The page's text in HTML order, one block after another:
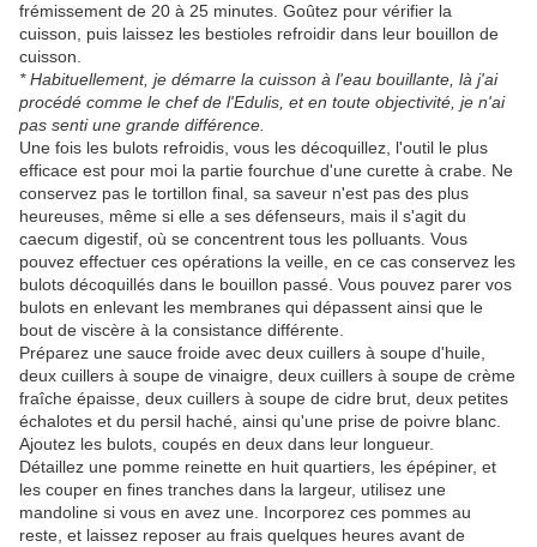
frémissement de 20 à 25 minutes. Goûtez pour vérifier la
cuisson, puis laissez les bestioles refroidir dans leur bouillon de
cuisson.
* Habituellement, je démarre la cuisson à l'eau bouillante, là j'ai
procédé comme le chef de l'Edulis, et en toute objectivité, je n'ai
pas senti une grande différence.
Une fois les bulots refroidis, vous les décoquillez, l'outil le plus
efficace est pour moi la partie fourchue d'une curette à crabe. Ne
conservez pas le tortillon final, sa saveur n'est pas des plus
heureuses, même si elle a ses défenseurs, mais il s'agit du
caecum digestif, où se concentrent tous les polluants. Vous
pouvez effectuer ces opérations la veille, en ce cas conservez les
bulots décoquillés dans le bouillon passé. Vous pouvez parer vos
bulots en enlevant les membranes qui dépassent ainsi que le
bout de viscère à la consistance différente.
Préparez une sauce froide avec deux cuillers à soupe d'huile,
deux cuillers à soupe de vinaigre, deux cuillers à soupe de crème
fraîche épaisse, deux cuillers à soupe de cidre brut, deux petites
échalotes et du persil haché, ainsi qu'une prise de poivre blanc.
Ajoutez les bulots, coupés en deux dans leur longueur.
Détaillez une pomme reinette en huit quartiers, les épépiner, et
les couper en fines tranches dans la largeur, utilisez une
mandoline si vous en avez une. Incorporez ces pommes au
reste, et laissez reposer au frais quelques heures avant de